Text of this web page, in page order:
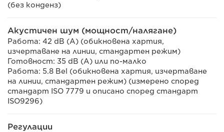
(без конденз)
Акустичен шум (мощност/налягане)
Работа: 42 dB (A) (обикновена хартия,
изчертаване на линии, стандартен режим)
Готовност: 35 dB (A) или по-малко
Работа: 5.8 Bel (обикновена хартия, изчертаване
на линии, стандартен режим) (измерено според
стандарт ISO 7779 и описано според стандарт
ISO9296)
Регулации